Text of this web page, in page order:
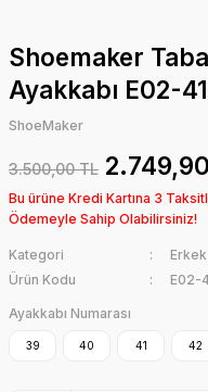
Shoemaker
Ayakkabı E02-
ShoeMaker
3.500,00 TL
Bu ürüne Kredi Kartına 3
Ödemeyle Sahip Olabilirsiniz!
Kategori Erkek
Ürün Kodu
E02-
Ayakkabı Numarası
39 40 41 42